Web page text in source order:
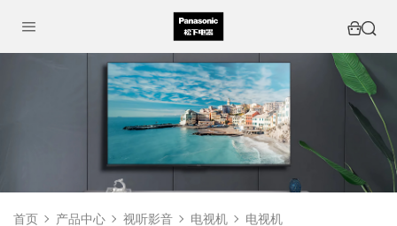
首页 产品中心 视听影音 电视机 电视机